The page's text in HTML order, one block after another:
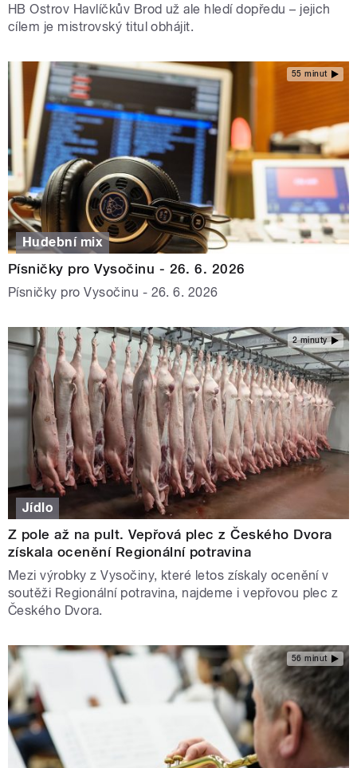
HB Ostrov Havlíčkův Brod už ale hledí dopředu – jejich
cílem je mistrovský titul obhájit.
55 minut
Hudební mix
Písničky pro Vysočinu - 26. 6. 2026
Písničky pro Vysočinu - 26. 6. 2026
2 minuty
Jídlo
Z pole až na pult. Vepřová plec z Českého Dvora
získala ocenění Regionální potravina
Mezi výrobky z Vysočiny, které letos získaly ocenění v
soutěži Regionální potravina, najdeme i vepřovou plec z
Českého Dvora.
56 minut